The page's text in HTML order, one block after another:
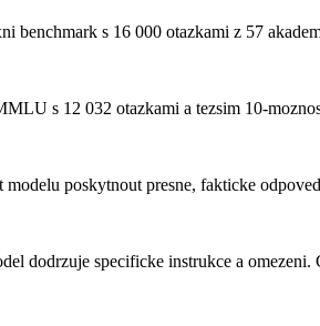
benchmark s 16 000 otazkami z 57
s 12 032 otazkami a tezsim 10-
modelu poskytnout presne, fakticke
dodrzuje specificke instrukce a omezeni.